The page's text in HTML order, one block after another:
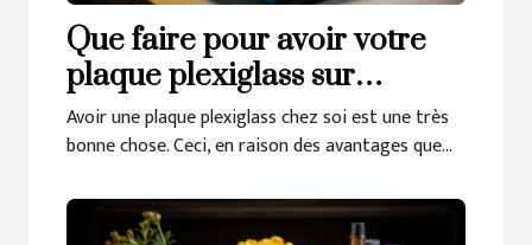
Que faire pour avoir votre
plaque plexiglass sur
mesure ?
Avoir une plaque plexiglass chez soi est une très
bonne chose. Ceci, en raison des avantages que...